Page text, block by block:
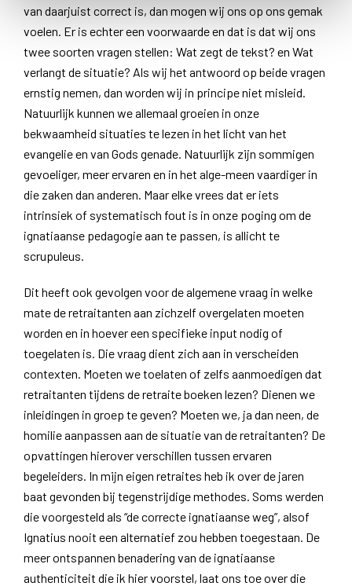
van daarjuist correct is, dan mogen wij ons op ons gemak
voelen. Er is echter een voorwaarde en dat is dat wij ons
twee soorten vragen stellen: Wat zegt de tekst? en Wat
verlangt de situatie? Als wij het antwoord op beide vragen
ernstig nemen, dan worden wij in principe niet misleid.
Natuurlijk kunnen we allemaal groeien in onze
bekwaamheid situaties te lezen in het licht van het
evangelie en van Gods genade. Natuurlijk zijn sommigen
gevoeliger, meer ervaren en in het alge-meen vaardiger in
die zaken dan anderen. Maar elke vrees dat er iets
intrinsiek of systematisch fout is in onze poging om de
ignatiaanse pedagogie aan te passen, is allicht te
scrupuleus.
Dit heeft ook gevolgen voor de algemene vraag in welke
mate de retraitanten aan zichzelf overgelaten moeten
worden en in hoever een specifieke input nodig of
toegelaten is. Die vraag dient zich aan in verscheiden
contexten. Moeten we toelaten of zelfs aanmoedigen dat
retraitanten tijdens de retraite boeken lezen? Dienen we
inleidingen in groep te geven? Moeten we, ja dan neen, de
homilie aanpassen aan de situatie van de retraitanten? De
opvattingen hierover verschillen tussen ervaren
begeleiders. In mijn eigen retraites heb ik over de jaren
baat gevonden bij tegenstrijdige methodes. Soms werden
die voorgesteld als “de correcte ignatiaanse weg”, alsof
Ignatius nooit een alternatief zou hebben toegestaan. De
meer ontspannen benadering van de ignatiaanse
authenticiteit die ik hier voorstel, laat ons toe over die